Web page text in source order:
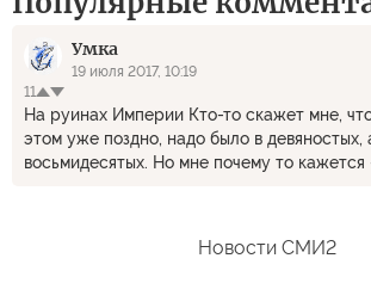
Умка
19 июля 2017, 10:19
11
На руинах Империи Кто-то скажет мне, что говорить об
этом уже поздно, надо было в девяностых,
восьмидесятых. Но мне почему то
вами, жители стран Прибалтики, Молдовы
Новости СМИ2